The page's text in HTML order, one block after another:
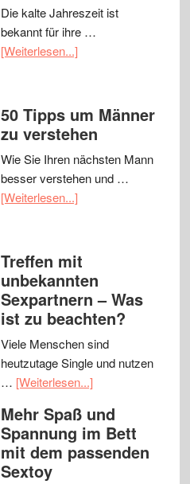
Die kalte Jahreszeit ist
bekannt für ihre …
[Weiterlesen...]
50 Tipps um Männer
zu verstehen
Wie Sie Ihren nächsten Mann
besser verstehen und …
[Weiterlesen...]
Treffen mit
unbekannten
Sexpartnern – Was
ist zu beachten?
Viele Menschen sind
heutzutage Single und nutzen
… [Weiterlesen...]
Mehr Spaß und
Spannung im Bett
mit dem passenden
Sextoy